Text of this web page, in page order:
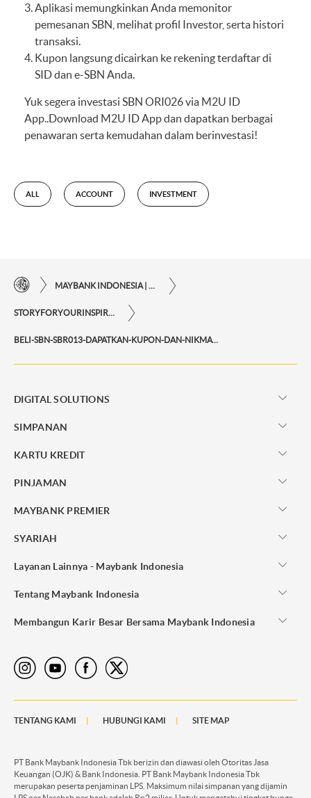
Aplikasi memungkinkan Anda memonitor
pemesanan SBN, melihat profil Investor, serta histori
transaksi.
Kupon langsung dicairkan ke rekening terdaftar di
SID dan e-SBN Anda.
Yuk segera investasi SBN ORI026 via M2U ID
App. Download M2U ID Appdan dapatkan berbagai
penawaran serta kemudahan dalam berinvestasi!
ALL ACCOUNT INVESTMENT
MAYBANK INDONESIA | KEMUDAHAN TRANSAKSI FINANSIAL DI UJUNG JARI ANDA
STORYFORYOURINSPIRATIONPERSONAL
BELI-SBN-SBR013-DAPATKAN-KUPON-DAN-NIKMATI-CASHBACKNYA
DIGITAL SOLUTIONS
SIMPANAN
KARTU KREDIT
PINJAMAN
MAYBANK PREMIER
SYARIAH
Layanan Lainnya - Maybank Indonesia
Tentang Maybank Indonesia
Membangun Karir Besar Bersama Maybank Indonesia
TENTANG KAMI HUBUNGI KAMI SITE MAP
PT Bank Maybank Indonesia Tbk berizin dan diawasi oleh Otoritas Jasa
Keuangan (OJK) & Bank Indonesia. PT Bank Maybank Indonesia Tbk
merupakan peserta penjaminan LPS. Maksimum nilai simpanan yang dijamin